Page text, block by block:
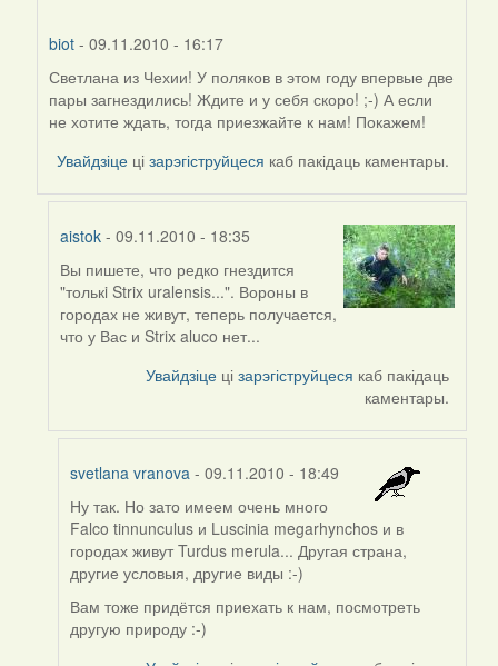
biot -09.11.2010 - 16:17
Светлана из Чехии! У поляков в этом году впервые две
пары загнездились! Ждите и у себя скоро! ;-) А если
не хотите ждать, тогда приезжайте к нам! Покажем!
Увайдзіце цізарэгіструйцеся каб пакідаць каментары.
aistok- 09.11.2010 - 18:35
In
reply
to
by
Вы пишете, что редко гнездится
"толькi Strix uralensis...". Вороны в
городах не живут, теперь получается,
что у Вас и Strix aluco нет...
Увайдзіце цізарэгіструйцеся каб пакідаць
каментары.
svetlana vranova - 09.11.2010 - 18:49
In
reply
to
by
aistok
Ну так. Но зато имеем очень много
Falco tinnunculus и Luscinia megarhynchos и в
городах живут Turdus merula... Другая страна,
другие условыя, другие виды :-)
Вам тоже придётся приехать к нам, посмотреть
другую природу :-)